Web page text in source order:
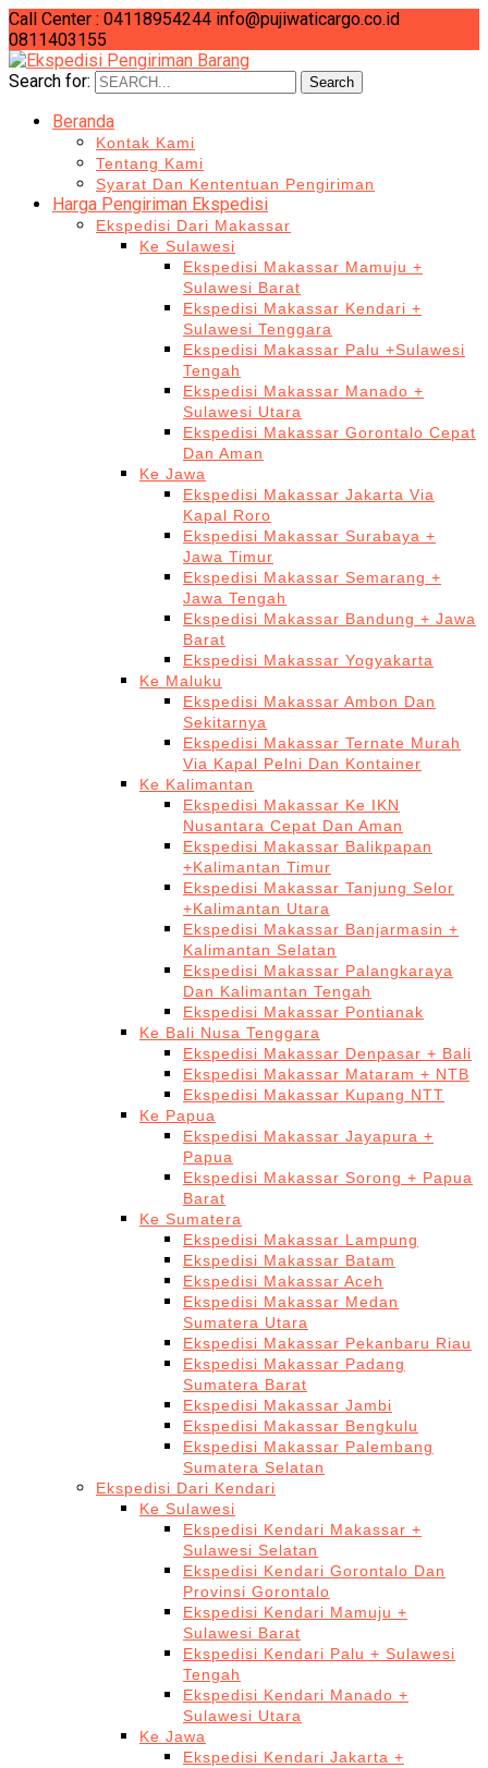
Call Center : 04118954244 info@pujiwaticargo.co.id
0811403155
Search for:
Search
Beranda
Kontak Kami
Tentang Kami
Syarat Dan Kententuan Pengiriman
Harga Pengiriman Ekspedisi
Ekspedisi Dari Makassar
Ke Sulawesi
Ekspedisi Makassar Mamuju +
Sulawesi Barat
Ekspedisi Makassar Kendari +
Sulawesi Tenggara
Ekspedisi Makassar Palu +Sulawesi
Tengah
Ekspedisi Makassar Manado +
Sulawesi Utara
Ekspedisi Makassar Gorontalo Cepat
Dan Aman
Ke Jawa
Ekspedisi Makassar Jakarta Via
Kapal Roro
Ekspedisi Makassar Surabaya +
Jawa Timur
Ekspedisi Makassar Semarang +
Jawa Tengah
Ekspedisi Makassar Bandung + Jawa
Barat
Ekspedisi Makassar Yogyakarta
Ke Maluku
Ekspedisi Makassar Ambon Dan
Sekitarnya
Ekspedisi Makassar Ternate Murah
Via Kapal Pelni Dan Kontainer
Ke Kalimantan
Ekspedisi Makassar Ke IKN
Nusantara Cepat Dan Aman
Ekspedisi Makassar Balikpapan
+Kalimantan Timur
Ekspedisi Makassar Tanjung Selor
+Kalimantan Utara
Ekspedisi Makassar Banjarmasin +
Kalimantan Selatan
Ekspedisi Makassar Palangkaraya
Dan Kalimantan Tengah
Ekspedisi Makassar Pontianak
Ke Bali Nusa Tenggara
Ekspedisi Makassar Denpasar + Bali
Ekspedisi Makassar Mataram + NTB
Ekspedisi Makassar Kupang NTT
Ke Papua
Ekspedisi Makassar Jayapura +
Papua
Ekspedisi Makassar Sorong + Papua
Barat
Ke Sumatera
Ekspedisi Makassar Lampung
Ekspedisi Makassar Batam
Ekspedisi Makassar Aceh
Ekspedisi Makassar Medan
Sumatera Utara
Ekspedisi Makassar Pekanbaru Riau
Ekspedisi Makassar Padang
Sumatera Barat
Ekspedisi Makassar Jambi
Ekspedisi Makassar Bengkulu
Ekspedisi Makassar Palembang
Sumatera Selatan
Ekspedisi Dari Kendari
Ke Sulawesi
Ekspedisi Kendari Makassar +
Sulawesi Selatan
Ekspedisi Kendari Gorontalo Dan
Provinsi Gorontalo
Ekspedisi Kendari Mamuju +
Sulawesi Barat
Ekspedisi Kendari Palu + Sulawesi
Tengah
Ekspedisi Kendari Manado +
Sulawesi Utara
Ke Jawa
Ekspedisi Kendari Jakarta +